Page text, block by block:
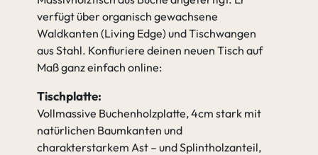
verfügt über organisch gewachsene
Waldkanten (Living Edge) und Tischwangen
aus Stahl. Konfiuriere deinen neuen Tisch auf
Maß ganz einfach online:
Tischplatte:
Vollmassive Buchenholzplatte, 4cm stark mit
natürlichen Baumkanten und
charakterstarkem Ast – und Splintholzanteil,